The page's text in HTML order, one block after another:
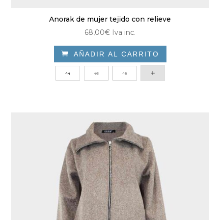
Anorak de mujer tejido con relieve
68,00€ Iva inc.
 AÑADIR AL CARRITO
Este
producto
Las
opciones
se
pueden
elegir
en
la
44 46 48